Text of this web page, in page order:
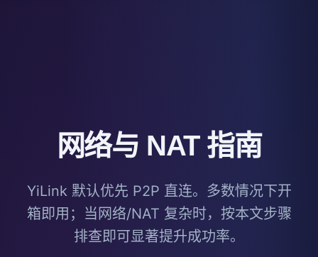
网络与 NAT 指南
YiLink 默认优先 P2P 直连。多数情况下开
箱即用；当网络/NAT 复杂时，按本文步骤
排查即可显著提升成功率。